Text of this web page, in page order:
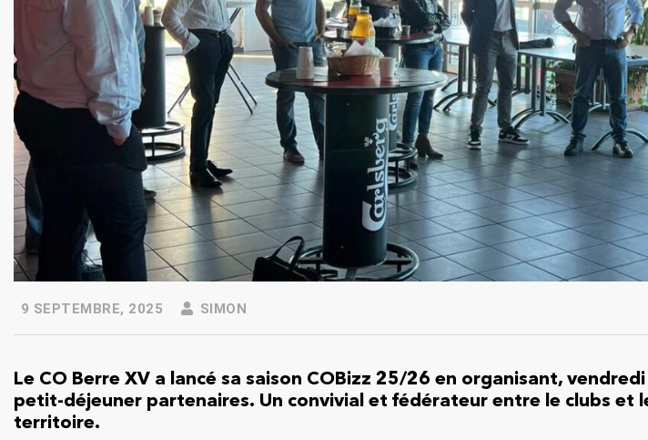
9 SEPTEMBRE, 2025 SIMON
Le CO Berre XV a lancé sa saison COBizz 25/26 en organisant,
petit-déjeuner partenaires. Un convivial et fédérateur entre le clubs et
territoire.